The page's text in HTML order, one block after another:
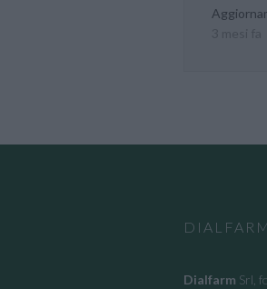
DIALFARM
Dialfarm Srl,